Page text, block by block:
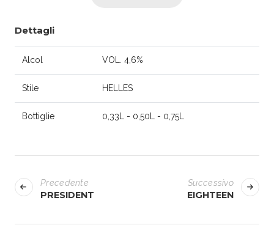
Dettagli
Alcol VOL. 4,6%
Stile HELLES
Bottiglie 0,33L - 0,50L - 0,75L
a
v
Precedente
PRESIDENT
Successivo
EIGHTEEN